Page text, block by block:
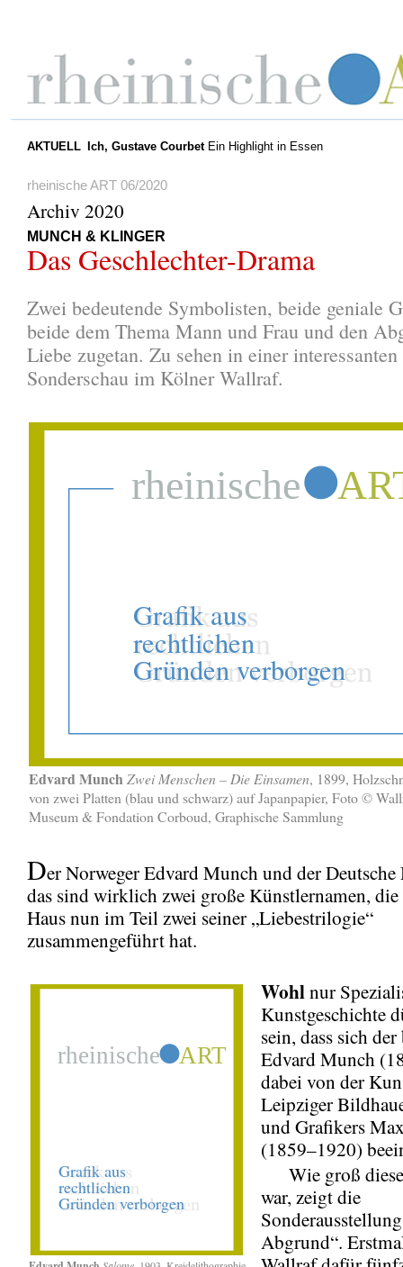
AKTUELL Ich, Gustave CourbetEin Highlight in Essen
rheinische ART 06/2020
Archiv 2020
MUNCH & KLINGER
Das Geschlechter-Drama
Zwei bedeutende Symbolisten, beide geniale
beide dem Thema Mann und Frau und den
Liebe zugetan. Zu sehen in einer interessanten
Sonderschau im Kölner Wallraf.
Edvard Munch Zwei Menschen – Die Einsamen, 1899,
von zwei Platten (blau und schwarz) auf Japanpapier, Foto ©
Museum & Fondation Corboud, Graphische Sammlung
Der Norweger Edvard Munch und der
das sind wirklich zwei große Künstlernamen,
Haus nun im Teil zwei seiner „Liebestrilogie“
zusammengeführt hat.
Wohlnur
Kunstgeschichte
sein, dass sich
Edvard Munch
dabei von der
Leipziger
und Grafikers
(1859–1920)
Wie groß
war, zeigt die
Abgrund“.